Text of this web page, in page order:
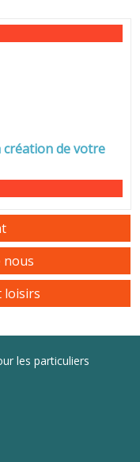
création de votre
nous
loisirs
les particuliers